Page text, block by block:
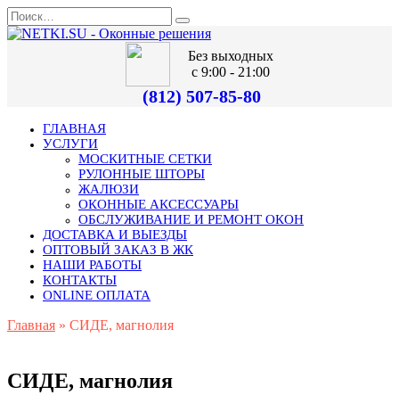
Без выходных
с 9:00 - 21:00
(812) 507-85-80
ГЛАВНАЯ
УСЛУГИ
МОСКИТНЫЕ СЕТКИ
РУЛОННЫЕ ШТОРЫ
ЖАЛЮЗИ
ОКОННЫЕ АКСЕССУАРЫ
ОБСЛУЖИВАНИЕ И РЕМОНТ ОКОН
ДОСТАВКА И ВЫЕЗДЫ
ОПТОВЫЙ ЗАКАЗ В ЖК
НАШИ РАБОТЫ
КОНТАКТЫ
ONLINE ОПЛАТА
Главная » СИДЕ, магнолия
СИДЕ, магнолия